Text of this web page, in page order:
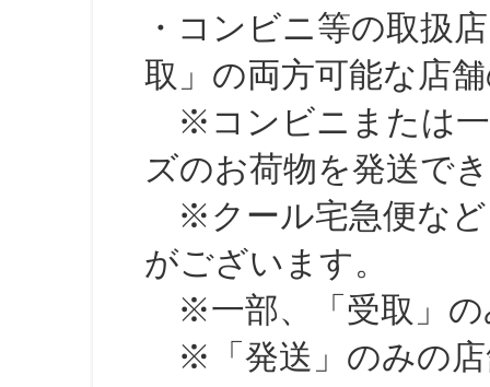
・コンビニ等の取扱
取」の両方可能な店
※コンビニまたは一
ズのお荷物を発送で
※クール宅急便など
がございます。
※一部、「受取」の
※「発送」のみの店